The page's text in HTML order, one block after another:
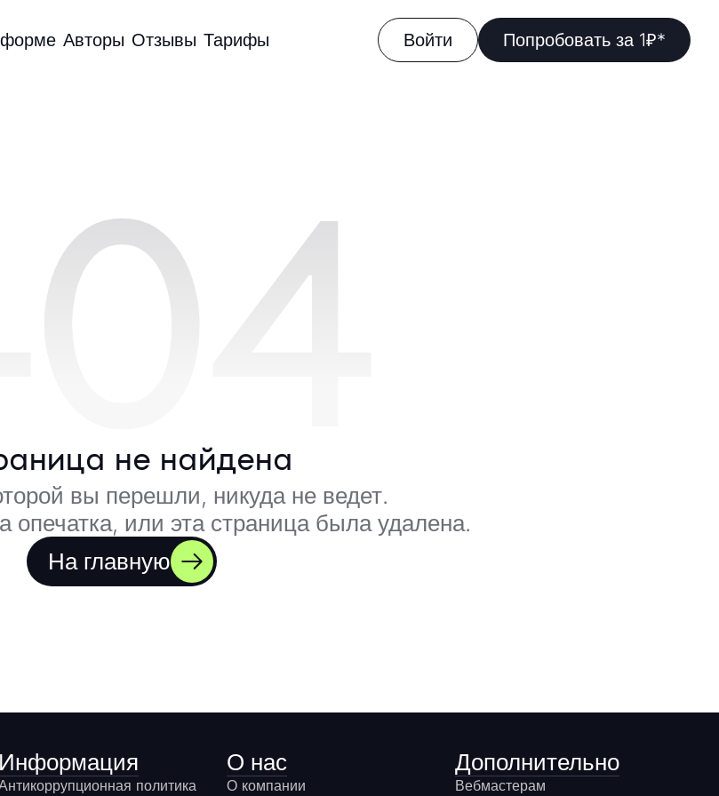
Авторы Отзывы Тарифы Войти Попробовать за 1₽*
не найдена
вы перешли, никуда не ведет.
или эта страница была удалена.
На главную
Информация
политика
О нас
О компании
Дополнительно
Вебмастерам